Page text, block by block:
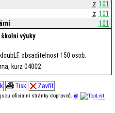
z 101
z 101
101
výuky
obsaditelnost 150 osob.
kurz 04002.
Tisk Zavřít
oficiální stránky dopravců. @